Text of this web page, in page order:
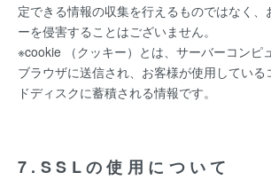
定できる情報の収集を行えるものではなく、
ーを侵害することはございません。
※cookie （クッキー）とは、サーバーコンピ
ブラウザに送信され、お客様が使用している
ドディスクに蓄積される情報です。
7.SSLの使用について